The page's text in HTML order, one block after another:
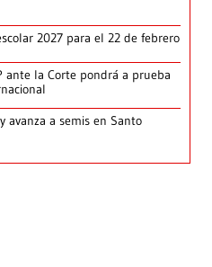
2027 para el 22 de febrero
ante la Corte pondrá a prueba
avanza a semis en Santo